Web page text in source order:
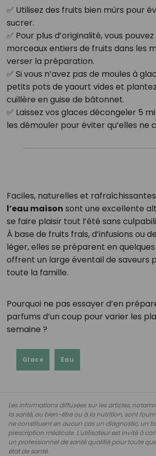
✅ Utilisez des fruits bien mûrs pour
sucrer.
✅ Pour plus d’originalité, vous
morceaux entiers de fruits dans les
verser la préparation.
✅ Si vous n’avez pas de moules à
petits pots de yaourt vides et
cuillère en guise de bâtonnet.
✅ Laissez vos glaces décongeler 5
les démouler pour éviter qu’elles ne
Faciles, naturelles et
l’eau maison sont une excellente
se faire plaisir tout l’été sans
À base de fruits frais, d’infusions ou
léger, elles se préparent en
offrent un large éventail de saveurs
toute la famille.
Pourquoi ne pas essayer d’en
parfums d’un coup pour varier les
semaine ?
Glace Eau
Les informations diffusées sur les articles,
la santé, au bien-être ou à la nutrition, sont
ne constituent en aucun cas un diagnostic, un
prescription médicale. L'utilisateur est invité à
un professionnel de santé qualifié pour toute
état de santé.